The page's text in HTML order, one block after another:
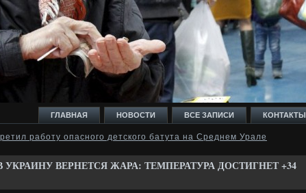
ГЛАВНАЯ НОВОСТИ ВСЕ ЗАПИСИ КОНТАКТЫ
работу опасного детского батута на Среднем Урале
УКРАИНУ ВЕРНЕТСЯ ЖАРА: ТЕМПЕРАТУРА ДОСТИГНЕТ +34